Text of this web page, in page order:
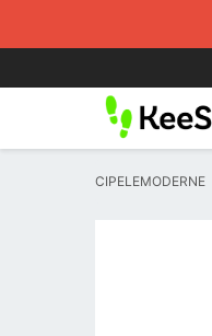
CIPELEMODERNE